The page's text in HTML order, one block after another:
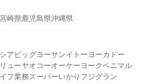
宮崎県鹿児島県沖縄県
ア ビッグヨーサンイトーヨーカドー
ューヤオコーオーケー ヨークベニマル
フ業務スーパーいかり フジグラン